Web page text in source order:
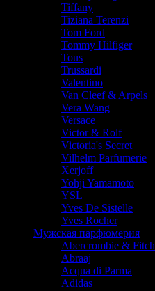
Tiffany
Tiziana Terenzi
Tom Ford
Tommy Hilfiger
Tous
Trussardi
Valentino
Van Cleef & Arpels
Vera Wang
Versace
Victor & Rolf
Victoria's Secret
Vilhelm Parfumerie
Xerjoff
Yohji Yamamoto
YSL
Yves De Sistelle
Yves Rocher
Мужская парфюмерия
Abercrombie & Fitch
Abraaj
Acqua di Parma
Adidas